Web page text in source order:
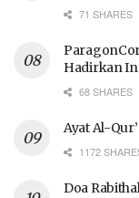
71 SHARES
Hadirkan
68 SHARES
Ayat Al-
1172
Doa